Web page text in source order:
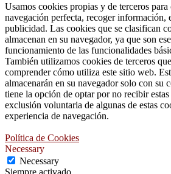
Usamos cookies propias y de terceros para
navegación perfecta, recoger información,
publicidad. Las cookies que se clasifican
almacenan en su navegador, ya que son
funcionamiento de las funcionalidades
También utilizamos cookies de terceros
comprender cómo utiliza este sitio web.
almacenarán en su navegador solo con su
tiene la opción de optar por no recibir
exclusión voluntaria de algunas de estas
experiencia de navegación.
Política de Cookies
Necessary
Necessary
Siempre activado